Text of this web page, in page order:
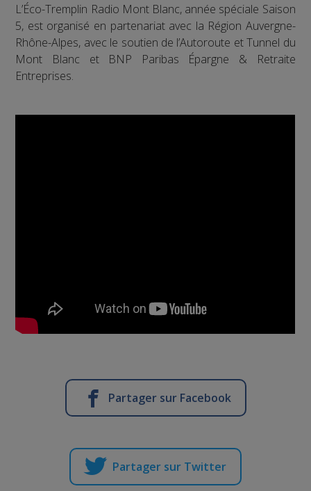
L’Éco-Tremplin Radio Mont Blanc, année spéciale Saison
5, est organisé en partenariat avec la Région Auvergne-
Rhône-Alpes, avec le soutien de l’Autoroute et Tunnel du
Mont Blanc et BNP Paribas Épargne & Retraite
Entreprises.
Partager sur Facebook
Partager sur Twitter